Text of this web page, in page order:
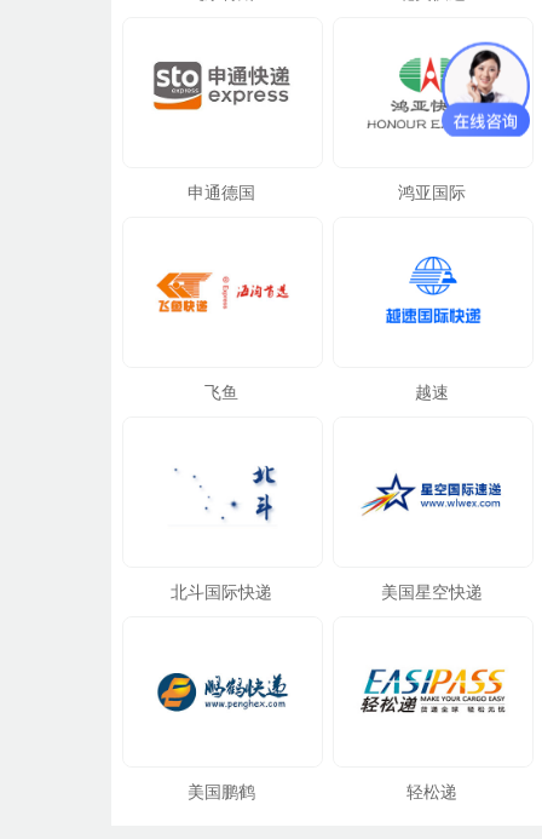
申通德国 鸿亚国际
飞鱼 越速
北斗国际快递 美国星空快递
美国鹏鹤 轻松递